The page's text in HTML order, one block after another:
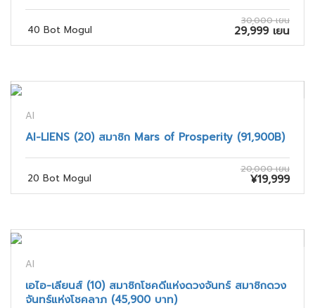
40 Bot Mogul
30,000 เยน
29,999 เยน
AI
AI-LIENS (20) สมาชิก Mars of Prosperity (91,900B)
20 Bot Mogul
20,000 เยน
¥19,999
AI
เอไอ-เลียนส์ (10) สมาชิกโชคดีแห่งดวงจันทร์ สมาชิกดวง
จันทร์แห่งโชคลาภ (45,900 บาท)